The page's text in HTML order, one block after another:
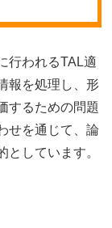
行われるTAL適
報を処理し、形
するための問題
せを通じて、論
しています。